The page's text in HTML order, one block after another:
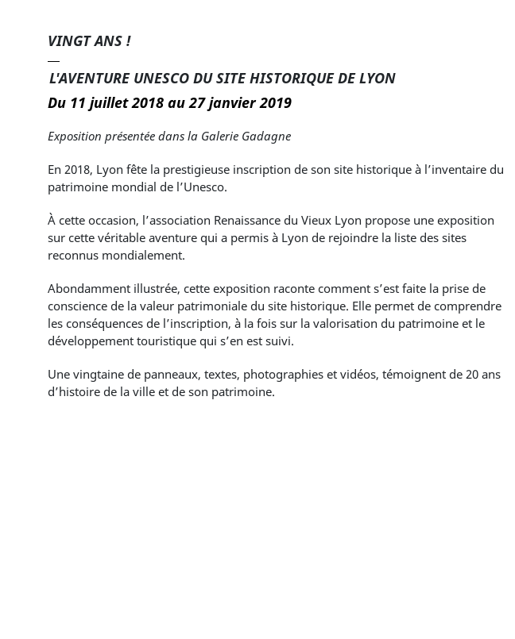
VINGT ANS !
L'AVENTURE UNESCO DU SITE HISTORIQUE DE LYON
Du 11 juillet 2018 au 27 janvier 2019
Exposition présentée dans la Galerie Gadagne
En 2018, Lyon fête la prestigieuse inscription de son site historique à l’inventaire du
patrimoine mondial de l’Unesco.
À cette occasion, l’association Renaissance du Vieux Lyon propose une exposition
sur cette véritable aventure qui a permis à Lyon de rejoindre la liste des sites
reconnus mondialement.
Abondamment illustrée, cette exposition raconte comment s’est faite la prise de
conscience de la valeur patrimoniale du site historique. Elle permet de comprendre
les conséquences de l’inscription, à la fois sur la valorisation du patrimoine et le
développement touristique qui s’en est suivi.
Une vingtaine de panneaux, textes, photographies et vidéos, témoignent de 20 ans
d’histoire de la ville et de son patrimoine.